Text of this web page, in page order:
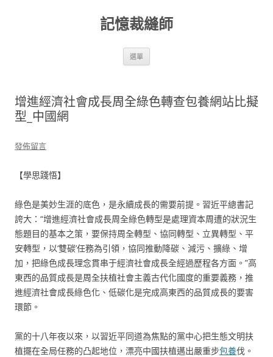
記憶裁縫師
選單
增進經濟社會成長周全綠色轉查包養網站比擬
型_中國網
發佈留言
【學思踐悟】
綠色是美妙生涯的底色，是永續成長的需要前提。習近平總書記
誇大：“增進經濟社會成長周全綠色轉型是處理資本周遭的狀況生
態題目的基本之策，要保持周全轉型、協同轉型、立異轉型、平
安轉型，以‘雙碳’任務為引領，協同推動降碳、減污、擴綠、增
加，把綠色成長理念貫串于經濟社會成長全經過歷程各方面。”高
東西的品質成長是周全扶植社會主義古代化國度的重要義務，推
進經濟社會成長綠色化、低碳化是完成高東西的品質成長的要害
環節。
黨的十八年夜以來，以習近平同道為焦點的黨中心把生態文明扶
植擺在全局任務的凸起地位，漂亮中國扶植邁出嚴重步包養伐。